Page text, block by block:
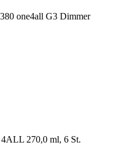
one4all G3 Dimmer
270,0 ml, 6 St.